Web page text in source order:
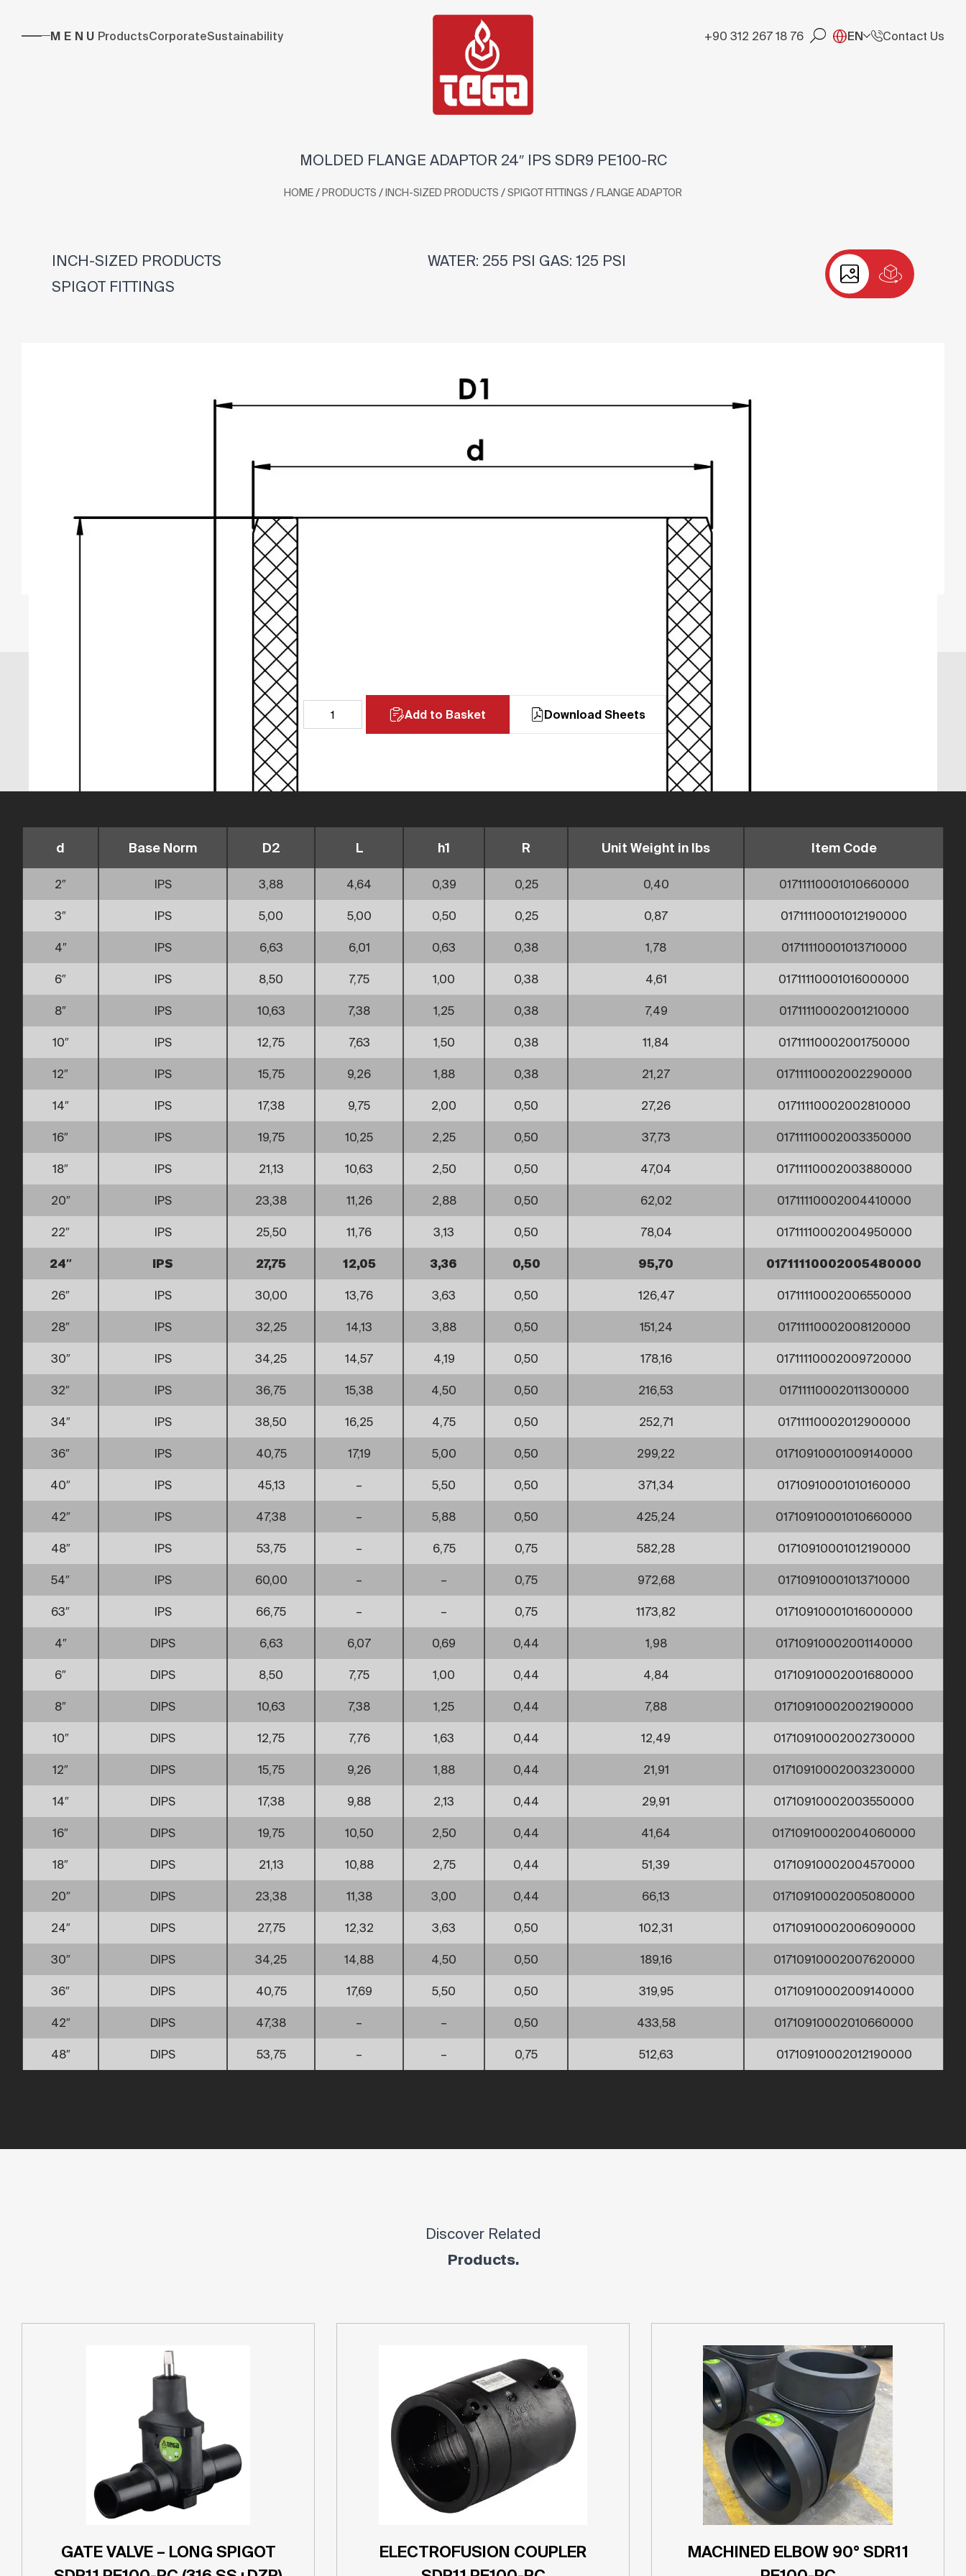
MENU ProductsCorporateSustainability +90 312 267 18 76 EN Contact Us
MOLDED FLANGE ADAPTOR 24″ IPS SDR9 PE100-RC
HOME/PRODUCTS /INCH-SIZED PRODUCTS /SPIGOT FITTINGS /FLANGE ADAPTOR
INCH-SIZED PRODUCTS
SPIGOT FITTINGS
WATER: 255 PSI GAS: 125 PSI
Add to Basket Download Sheets
d Base Norm D2 L h1 R Unit Weight in lbs Item Code
2″ IPS 3,88 4,64 0,39 0,25 0,40 01711110001010660000
3″ IPS 5,00 5,00 0,50 0,25 0,87 01711110001012190000
4″ IPS 6,63 6,01 0,63 0,38 1,78 01711110001013710000
6″ IPS 8,50 7,75 1,00 0,38 4,61 01711110001016000000
8″ IPS 10,63 7,38 1,25 0,38 7,49 01711110002001210000
10″ IPS 12,75 7,63 1,50 0,38 11,84 01711110002001750000
12″ IPS 15,75 9,26 1,88 0,38 21,27 01711110002002290000
14″ IPS 17,38 9,75 2,00 0,50 27,26 01711110002002810000
16″ IPS 19,75 10,25 2,25 0,50 37,73 01711110002003350000
18″ IPS 21,13 10,63 2,50 0,50 47,04 01711110002003880000
20″ IPS 23,38 11,26 2,88 0,50 62,02 01711110002004410000
22″ IPS 25,50 11,76 3,13 0,50 78,04 01711110002004950000
24″ IPS 27,75 12,05 3,36 0,50 95,70 01711110002005480000
26″ IPS 30,00 13,76 3,63 0,50 126,47 01711110002006550000
28″ IPS 32,25 14,13 3,88 0,50 151,24 01711110002008120000
30″ IPS 34,25 14,57 4,19 0,50 178,16 01711110002009720000
32″ IPS 36,75 15,38 4,50 0,50 216,53 01711110002011300000
34″ IPS 38,50 16,25 4,75 0,50 252,71 01711110002012900000
36″ IPS 40,75 17,19 5,00 0,50 299,22 01710910001009140000
40″ IPS 45,13 – 5,50 0,50 371,34 01710910001010160000
42″ IPS 47,38 – 5,88 0,50 425,24 01710910001010660000
48″ IPS 53,75 – 6,75 0,75 582,28 01710910001012190000
54″ IPS 60,00 – – 0,75 972,68 01710910001013710000
63″ IPS 66,75 – – 0,75 1173,82 01710910001016000000
4″ DIPS 6,63 6,07 0,69 0,44 1,98 01710910002001140000
6″ DIPS 8,50 7,75 1,00 0,44 4,84 01710910002001680000
8″ DIPS 10,63 7,38 1,25 0,44 7,88 01710910002002190000
10″ DIPS 12,75 7,76 1,63 0,44 12,49 01710910002002730000
12″ DIPS 15,75 9,26 1,88 0,44 21,91 01710910002003230000
14″ DIPS 17,38 9,88 2,13 0,44 29,91 01710910002003550000
16″ DIPS 19,75 10,50 2,50 0,44 41,64 01710910002004060000
18″ DIPS 21,13 10,88 2,75 0,44 51,39 01710910002004570000
20″ DIPS 23,38 11,38 3,00 0,44 66,13 01710910002005080000
24″ DIPS 27,75 12,32 3,63 0,50 102,31 01710910002006090000
30″ DIPS 34,25 14,88 4,50 0,50 189,16 01710910002007620000
36″ DIPS 40,75 17,69 5,50 0,50 319,95 01710910002009140000
42″ DIPS 47,38 – – 0,50 433,58 01710910002010660000
48″ DIPS 53,75 – – 0,75 512,63 01710910002012190000
Discover Related
Products.
GATE VALVE – LONG SPIGOT
ELECTROFUSION COUPLER
MACHINED ELBOW 90° SDR11